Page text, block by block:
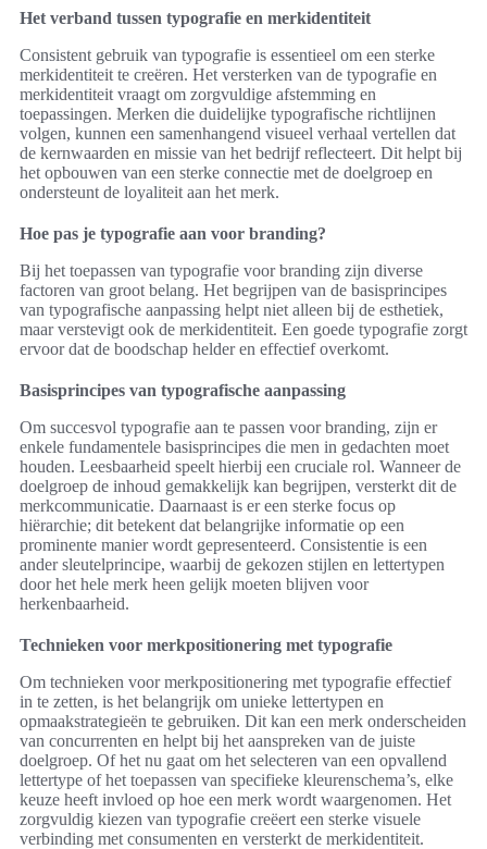
Het verband tussen typografie en merkidentiteit
Consistent gebruik van typografie is essentieel om een sterke
merkidentiteit te creëren. Het versterken van de typografie en
merkidentiteit vraagt om zorgvuldige afstemming en
toepassingen. Merken die duidelijke typografische richtlijnen
volgen, kunnen een samenhangend visueel verhaal vertellen dat
de kernwaarden en missie van het bedrijf reflecteert. Dit helpt bij
het opbouwen van een sterke connectie met de doelgroep en
ondersteunt de loyaliteit aan het merk.
Hoe pas je typografie aan voor branding?
Bij het toepassen van typografie voor branding zijn diverse
factoren van groot belang. Het begrijpen van de basisprincipes
van typografische aanpassing helpt niet alleen bij de esthetiek,
maar verstevigt ook de merkidentiteit. Een goede typografie zorgt
ervoor dat de boodschap helder en effectief overkomt.
Basisprincipes van typografische aanpassing
Om succesvol typografie aan te passen voor branding, zijn er
enkele fundamentele basisprincipes die men in gedachten moet
houden. Leesbaarheid speelt hierbij een cruciale rol. Wanneer de
doelgroep de inhoud gemakkelijk kan begrijpen, versterkt dit de
merkcommunicatie. Daarnaast is er een sterke focus op
hiërarchie; dit betekent dat belangrijke informatie op een
prominente manier wordt gepresenteerd. Consistentie is een
ander sleutelprincipe, waarbij de gekozen stijlen en lettertypen
door het hele merk heen gelijk moeten blijven voor
herkenbaarheid.
Technieken voor merkpositionering met typografie
Om technieken voor merkpositionering met typografie effectief
in te zetten, is het belangrijk om unieke lettertypen en
opmaakstrategieën te gebruiken. Dit kan een merk onderscheiden
van concurrenten en helpt bij het aanspreken van de juiste
doelgroep. Of het nu gaat om het selecteren van een opvallend
lettertype of het toepassen van specifieke kleurenschema’s, elke
keuze heeft invloed op hoe een merk wordt waargenomen. Het
zorgvuldig kiezen van typografie creëert een sterke visuele
verbinding met consumenten en versterkt de merkidentiteit.